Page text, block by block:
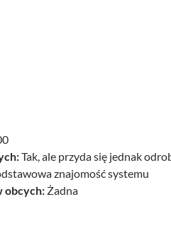
Tak, ale przyda się jednak
znajomość systemu
obcych:Żadna